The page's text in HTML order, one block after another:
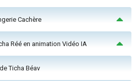
Cachère
Réé en animation Vidéo IA
Ticha Béav